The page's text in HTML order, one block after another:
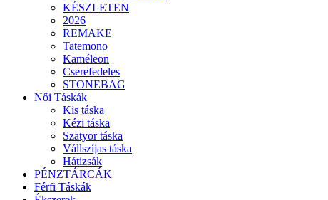
KÉSZLETEN
2026
REMAKE
Tatemono
Kaméleon
Cserefedeles
STONEBAG
Női Táskák
Kis táska
Kézi táska
Szatyor táska
Vállszíjas táska
Hátizsák
PÉNZTÁRCÁK
Férfi Táskák